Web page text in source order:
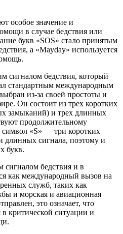
особое значение и
в случае бедствия или
букв «SOS» стало принятым
а «Mayday» используется
сигналом бедствия, который
стандартным международным
из-за своей простоты и
Он состоит из трех коротких
замыканий) и трех длинных
продолжительному
«S» — три коротких
сигнала, поэтому и
букв.
сигналом бедствия и в
как международный вызов на
служб, таких как
и морская и авиационная
это означает, что
в критической ситуации и